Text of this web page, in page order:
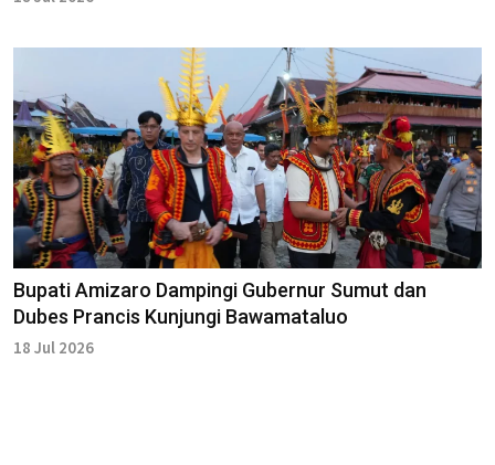
Bupati Amizaro Dampingi Gubernur Sumut dan
Dubes Prancis Kunjungi Bawamataluo
18 Jul 2026